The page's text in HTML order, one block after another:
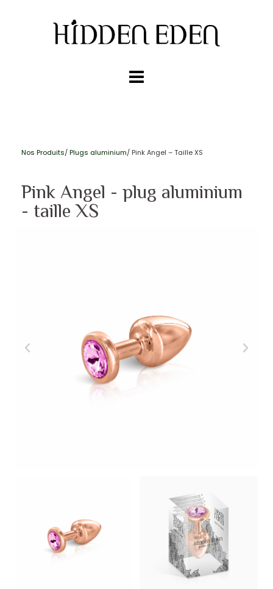
Nos Produits/Plugs aluminium/ Pink Angel – Taille XS
Pink Angel - plug aluminium
- taille XS